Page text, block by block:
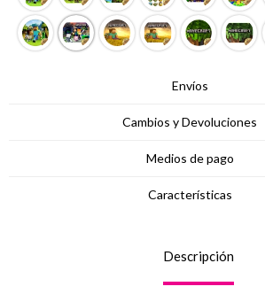
Envíos
Cambios y Devoluciones
Medios de pago
Características
Descripción